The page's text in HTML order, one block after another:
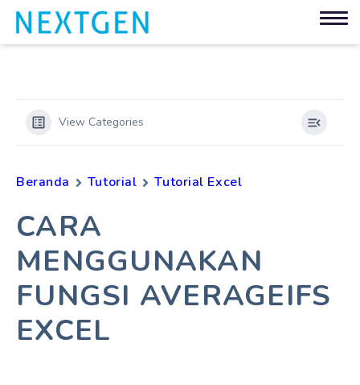
View Categories
Beranda Tutorial Tutorial Excel
CARA
MENGGUNAKAN
FUNGSI AVERAGEIFS
EXCEL